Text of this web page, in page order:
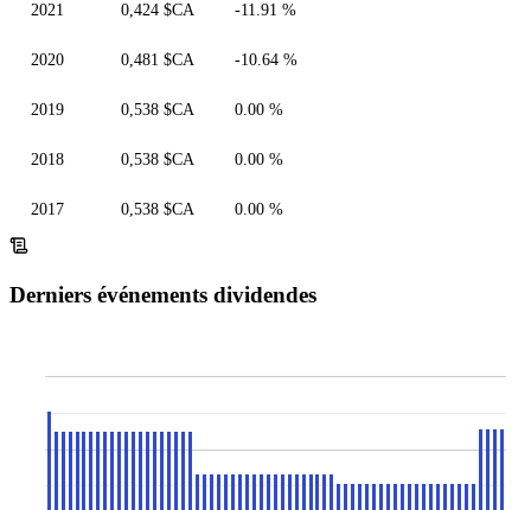
2021 0,424 $CA -11.91 %
2020 0,481 $CA -10.64 %
2019 0,538 $CA 0.00 %
2018 0,538 $CA 0.00 %
2017 0,538 $CA 0.00 %
Derniers événements dividendes